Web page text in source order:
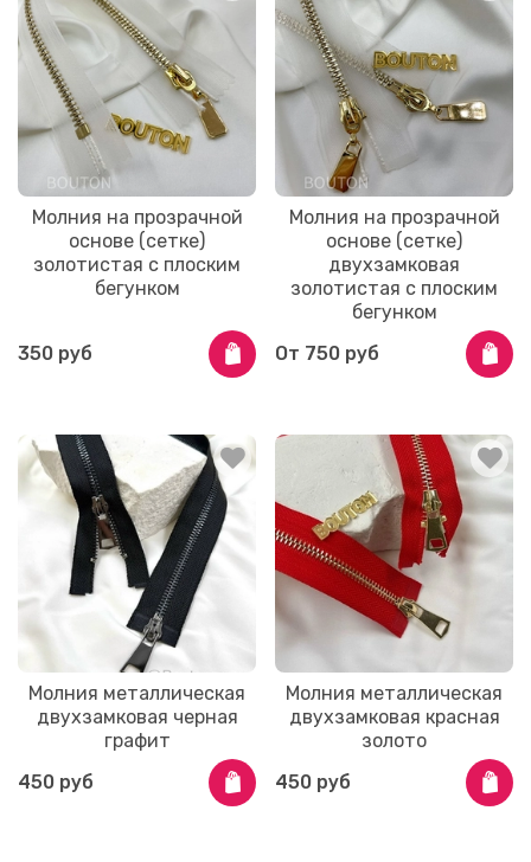
Молния на прозрачной
основе (сетке)
золотистая с плоским
бегунком
350 руб
Молния на прозрачной
основе (сетке)
двухзамковая
золотистая с плоским
бегунком
От 750 руб
Молния металлическая
двухзамковая черная
графит
450 руб
Молния металлическая
двухзамковая красная
золото
450 руб